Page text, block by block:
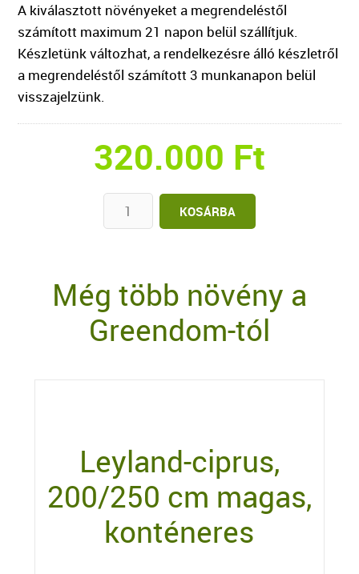
A kiválasztott növényeket a megrendeléstől
számított maximum 21 napon belül szállítjuk.
Készletünk változhat, a rendelkezésre álló készletről
a megrendeléstől számított 3 munkanapon belül
visszajelzünk.
320.000 Ft
Még több növény a
Greendom-tól
Leyland-ciprus,
200/250 cm magas,
konténeres